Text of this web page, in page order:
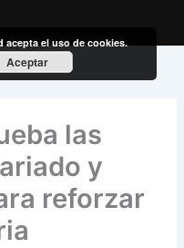
las
y
reforzar
el uso de cookies.
Aceptar